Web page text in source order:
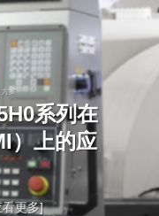
方案
系列在
）上的应
更多]